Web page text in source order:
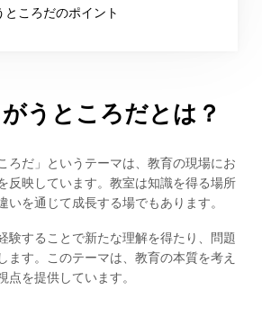
ところだのポイント
うところだとは？
ろだ」というテーマは、教育の現場にお
反映しています。教室は知識を得る場所
いを通じて成長する場でもあります。
験することで新たな理解を得たり、問題
ます。このテーマは、教育の本質を考え
点を提供しています。